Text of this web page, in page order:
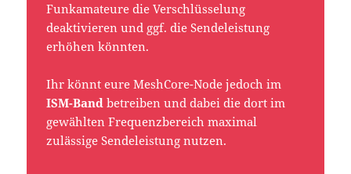
Funkamateure die Verschlüsselung
deaktivieren und ggf. die Sendeleistung
erhöhen könnten.
Ihr könnt eure MeshCore-Node jedoch im
ISM-Band betreiben und dabei die dort im
gewählten Frequenzbereich maximal
zulässige Sendeleistung nutzen.